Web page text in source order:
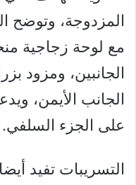
المزدوجة، وتوضح
مع لوحة زجاجية
الجانبين، ومزود
على الجزء السلفي.
التسريبات تفيد